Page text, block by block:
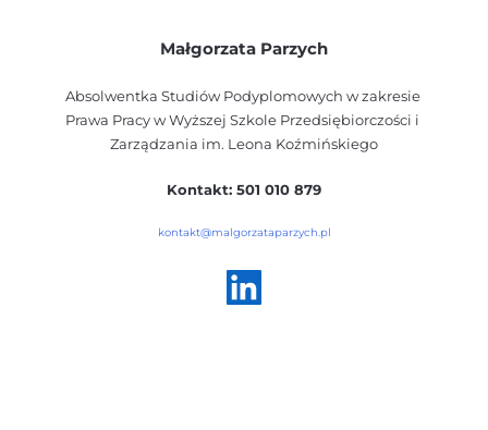
Małgorzata Parzych
Absolwentka Studiów Podyplomowych w zakresie
Prawa Pracy w Wyższej Szkole Przedsiębiorczości i
Zarządzania im. Leona Koźmińskiego
Kontakt: 501 010 879
kontakt@malgorzataparzych.pl